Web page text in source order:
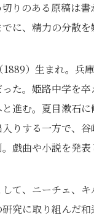
りのある原稿は
に、精力の分散を
）生まれ。兵
た。姫路中学を
進む。夏目漱石
入りする一方で、
戯曲や小説を発表
て、ニーチェ、
究に取り組んだ